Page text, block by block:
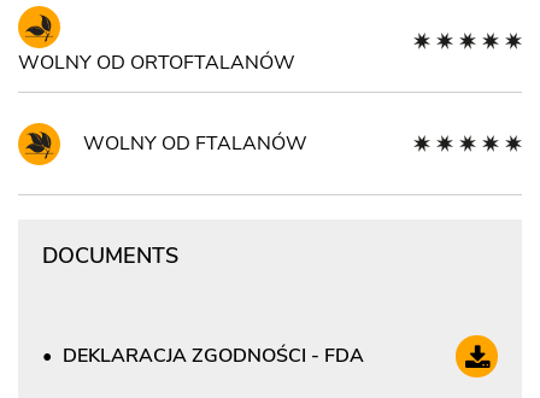
WOLNY OD ORTOFTALANÓW
WOLNY OD FTALANÓW
DOCUMENTS
DEKLARACJA ZGODNOŚCI - FDA